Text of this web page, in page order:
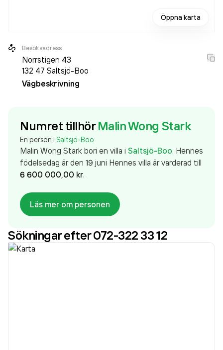
Öppna karta
Besöksadress
Norrstigen 43
132 47 Saltsjö-Boo
Vägbeskrivning
Numret tillhör Malin Wong Stark
En person i Saltsjö-Boo
Malin Wong Stark bori en villa i Saltsjö-Boo. Hennes
födelsedag är den 19 juni Hennes villa är värderad till
6 600 000,00 kr.
Läs mer om personen
Sökningar efter 072-322 33 12